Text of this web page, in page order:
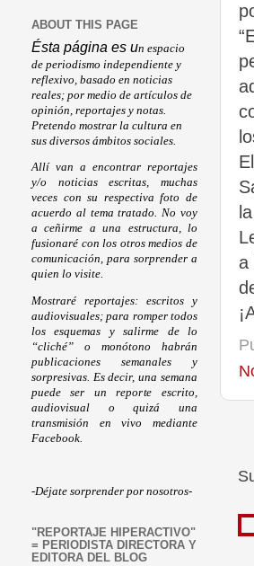
a
ABOUT THIS PAGE
Ésta página es un espacio
de periodismo independiente y
reflexivo, basado en noticias
reales; por medio de artículos de
opinión, reportajes y notas.
Pretendo mostrar la cultura en
sus diversos ámbitos sociales.
Allí van a encontrar reportajes
y/o noticias escritas, muchas
veces con su respectiva foto de
acuerdo al tema tratado. No voy
a ceñirme a una estructura, lo
fusionaré con los otros medios de
comunicación, para sorprender a
quien lo visite.
Mostraré reportajes: escritos y
audiovisuales; para romper todos
los esquemas y salirme de lo
“cliché” o monótono habrán
publicaciones semanales y
sorpresivas. Es decir, una semana
puede ser un reporte escrito,
audiovisual o quizá una
transmisión en vivo mediante
Facebook.
-Déjate sorprender por nosotros-
"REPORTAJE HIPERACTIVO"
= PERIODISTA DIRECTORA Y
EDITORA DEL BLOG